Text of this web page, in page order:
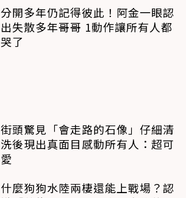
分開多年仍記得彼此！阿金一眼認
出失散多年哥哥 1動作讓所有人都
哭了
街頭驚見「會走路的石像」仔細清
洗後現出真面目感動所有人：超可
愛
什麼狗狗水陸兩棲還能上戰場？認